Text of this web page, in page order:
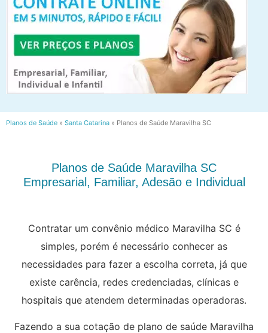
Planos de Saúde » Santa Catarina » Planos de Saúde Maravilha SC
Planos de Saúde Maravilha SC
Empresarial, Familiar, Adesão e Individual
Contratar um convênio médico Maravilha SC é
simples, porém é necessário conhecer as
necessidades para fazer a escolha correta, já que
existe carência, redes credenciadas, clínicas e
hospitais que atendem determinadas operadoras.
Fazendo a sua cotação de plano de saúde Maravilha